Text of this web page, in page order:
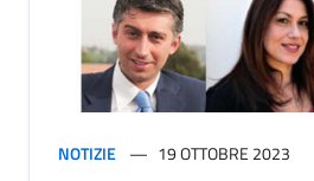
NOTIZIE 19 OTTOBRE 2023